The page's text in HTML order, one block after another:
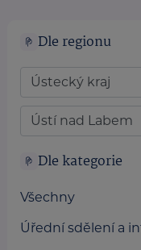
Dle regionu
Dle kategorie
Všechny
Úřední sdělení a